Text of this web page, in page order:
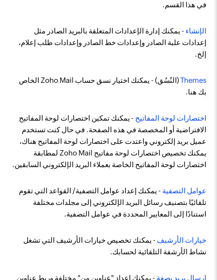
في هذا القسم.
الإنشاء - يمكنك إدارة الإعدادات المتعلقة بالبريد الصادر مثل
إعدادات علبة الصادر وإعدادات خط الصادر وإعدادات طلب إعلام،
إلخ.
Themes
(النُسُق) - يمكنك اختيار نسق حساب Zoho Mail الخاص
بك هنا.
اختصارات لوحة المفاتيح - يمكنك تمكين اختصارات لوحة المفاتيح
الافتراضية أو المخصصة في هذه الصفحة. في حال كنت تستخدم
عميل بريد إلكتروني واعتدت على اختصارات لوحة المفاتيح هناك،
يمكنك تخصيص اختصارات لوحة مفاتيح Zoho Mail لمطابقة
اختصارات لوحة المفاتيح الخاصة بعملاء البريد الإلكتروني السابقين.
عوامل التصفية - يمكنك إعداد عوامل التصفية/ القواعد التي تقوم
تلقائيًا بتصنيف رسائل البريد الإلكتروني إلى مجلدات مختلفة
استنادًا إلى المعايير المحددة في عوامل التصفية.
خيارات الأرشيف - يمكنك تخصيص خيارات الأرشيف التي تشغل
نشاط الأرشفة التلقائية لحسابك.
إرسال بريد بصفة - يمكنك إعداد "عناوين من" مختلفة وربط عناوين